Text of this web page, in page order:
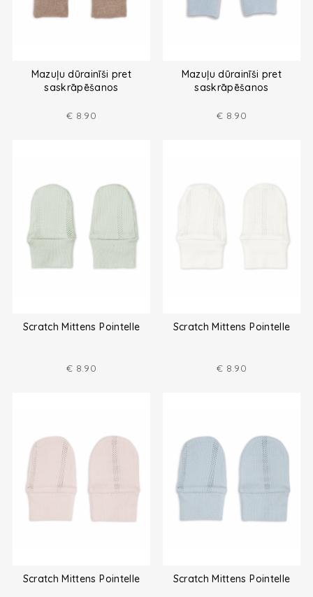
Mazuļu dūrainīši pret
saskrāpēšanos
€ 8.90
Mazuļu dūrainīši pret
saskrāpēšanos
€ 8.90
Scratch Mittens Pointelle
€ 8.90
Scratch Mittens Pointelle
€ 8.90
Scratch Mittens Pointelle Scratch Mittens Pointelle